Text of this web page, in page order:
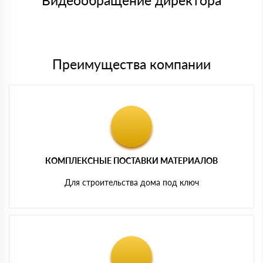
Преимущества компании
КОМПЛЕКСНЫЕ ПОСТАВКИ МАТЕРИАЛОВ
Для строительства дома под ключ